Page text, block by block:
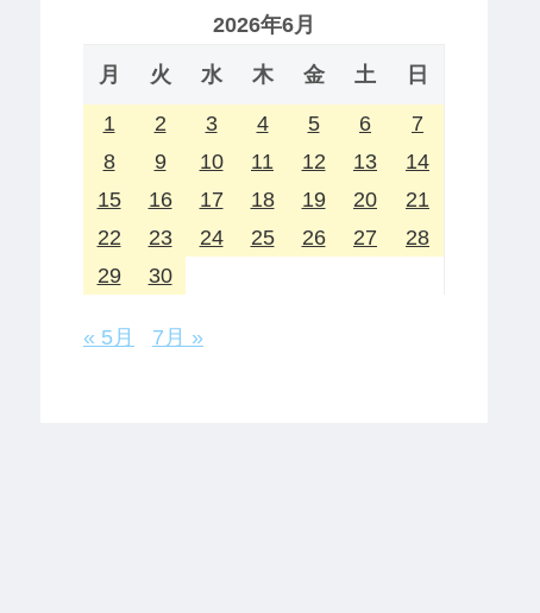
2026年6月
月 火 水 木 金 土 日
1 2 3 4 5 6
7
8
9 10 11 12 13
14
15
16 17 18 19 20
21
22
23 24 25 26 27
28
29
30
« 5月 7月 »